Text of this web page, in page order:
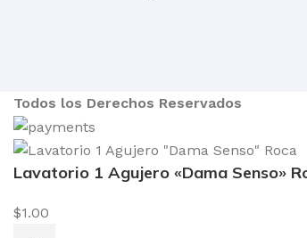
Todos los Derechos Reservados
Lavatorio 1 Agujero «Dama Senso»
$1.00